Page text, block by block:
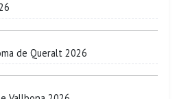
de Queralt 2026